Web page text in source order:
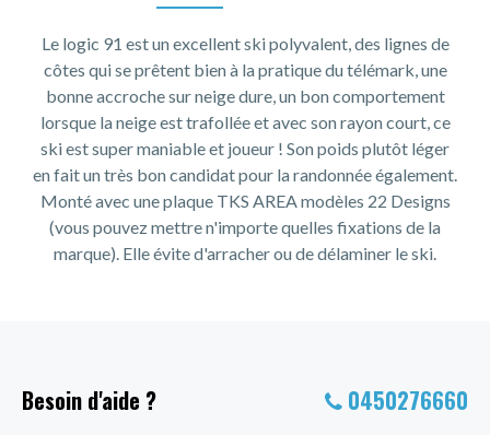
Le logic 91 est un excellent ski polyvalent, des lignes de
côtes qui se prêtent bien à la pratique du télémark, une
bonne accroche sur neige dure, un bon comportement
lorsque la neige est trafollée et avec son rayon court, ce
ski est super maniable et joueur ! Son poids plutôt léger
en fait un très bon candidat pour la randonnée également.
Monté avec une plaque TKS AREA modèles 22 Designs
(vous pouvez mettre n'importe quelles fixations de la
marque). Elle évite d'arracher ou de délaminer le ski.
Besoin d'aide ? 0450276660